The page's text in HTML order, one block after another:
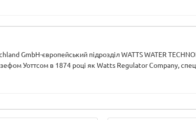
GmbH-європейський підрозділ WATTS WATER
Уоттсом в 1874 році як Watts Regulator Company,